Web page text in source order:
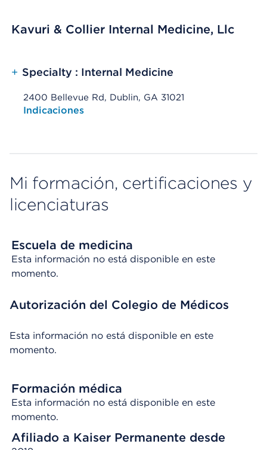
Kavuri & Collier Internal Medicine, Llc
+ Specialty : Internal Medicine
2400 Bellevue Rd, Dublin, GA 31021
Opens native map application on mobile devices
Indicaciones
Mi formación, certificaciones y
licenciaturas
Escuela de medicina
Esta información no está disponible en este
momento.
Autorización del Colegio de Médicos
Esta información no está disponible en este
momento.
Formación médica
Esta información no está disponible en este
momento.
Afiliado a Kaiser Permanente desde